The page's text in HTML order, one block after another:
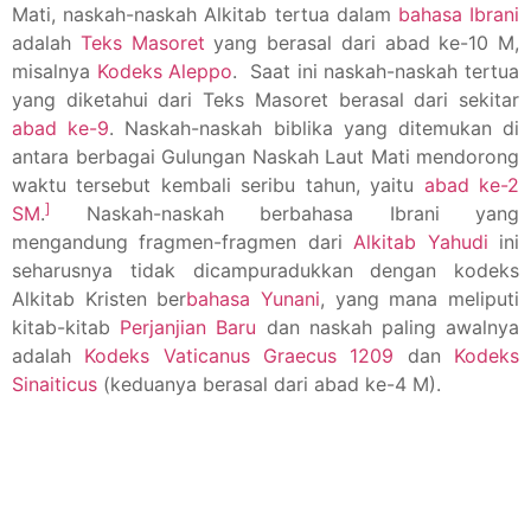
Mati, naskah-naskah Alkitab tertua dalam bahasa Ibrani
adalah Teks Masoret yang berasal dari abad ke-10 M,
misalnya Kodeks Aleppo. Saat ini naskah-naskah tertua
yang diketahui dari Teks Masoret berasal dari sekitar
abad ke-9. Naskah-naskah biblika yang ditemukan di
antara berbagai Gulungan Naskah Laut Mati mendorong
waktu tersebut kembali seribu tahun, yaitu abad ke-2
SM.]
Naskah-naskah berbahasa Ibrani yang
mengandung fragmen-fragmen dari Alkitab Yahudi ini
seharusnya tidak dicampuradukkan dengan kodeks
Alkitab Kristen berbahasa Yunani, yang mana meliputi
kitab-kitab Perjanjian Baru dan naskah paling awalnya
adalah Kodeks Vaticanus Graecus 1209 dan Kodeks
Sinaiticus (keduanya berasal dari abad ke-4 M).